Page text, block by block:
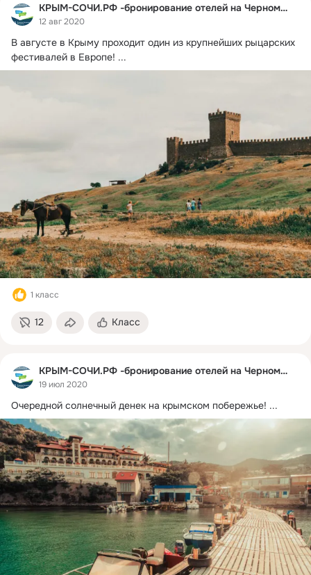
КРЫМ-СОЧИ.РФ -бронирование отелей на Черном море
12 авг 2020
В августе в Крыму проходит один из крупнейших рыцарских
фестивалей в Европе! ...
1 класс
12 Класс
КРЫМ-СОЧИ.РФ -бронирование отелей на Черном море
19 июл 2020
Очередной солнечный денек на крымском побережье! ...